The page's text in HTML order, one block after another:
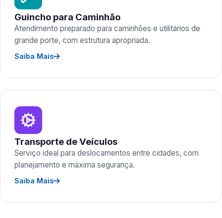
Guincho para Caminhão
Atendimento preparado para caminhões e utilitários de
grande porte, com estrutura apropriada.
Saiba Mais
Transporte de Veículos
Serviço ideal para deslocamentos entre cidades, com
planejamento e máxima segurança.
Saiba Mais